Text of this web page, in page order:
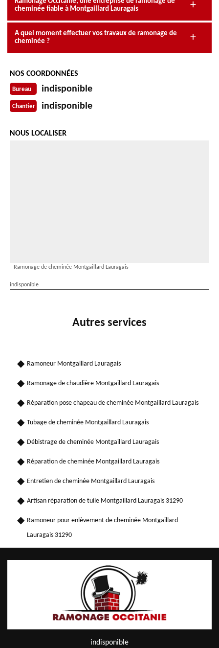
cheminée fiable à Montgaillard Lauragais
A quel moment effectuer vos travaux de ramonage de
cheminée ?
NOS COORDONNÉES
Bureau indisponible
Chantier indisponible
NOUS LOCALISER
Ramonage de cheminée Montgaillard Lauragais
indisponible
Autres services
Ramoneur Montgaillard Lauragais
Ramonage de chaudière Montgaillard Lauragais
Réparation pose chapeau de cheminée Montgaillard Lauragais
Tubage de cheminée Montgaillard Lauragais
Débistrage de cheminée Montgaillard Lauragais
Réparation de cheminée Montgaillard Lauragais
Entretien de cheminée Montgaillard Lauragais
Artisan réparation de tuile Montgaillard Lauragais 31290
Ramoneur pour enlèvement de cheminée Montgaillard
Lauragais 31290
indisponible